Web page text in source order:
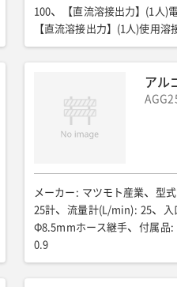
100
【直流溶接出力】(1人)
【直流溶接出力】(1人)使用溶
【直流溶接出力】(2人)電流調
【直流溶接出力】(2人)使用溶
【直流溶接出力】(エコ・eモ
【直流溶接出力】(エコ・eモ
【交流出力】定格周波数(Hz)
【交流出力】(三相) 定格電圧(V)
【交流出力】(単相)専用端子:
1.5kVA×2
燃料/タンク容量(L)
2.11(エコ時1.2)
排ガス規制
アル
メーカー : マツモト産業 型式
25計
流量計(L/min): 25
Φ8.5mmホース継手
付属品:
0.9